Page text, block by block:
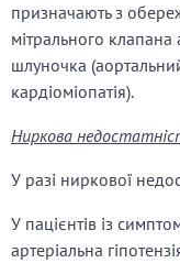
призначають з
мітрального клапана
шлуночка
кардіоміопатія).
Ниркова
У разі ниркової
У пацієнтів із
артеріальна